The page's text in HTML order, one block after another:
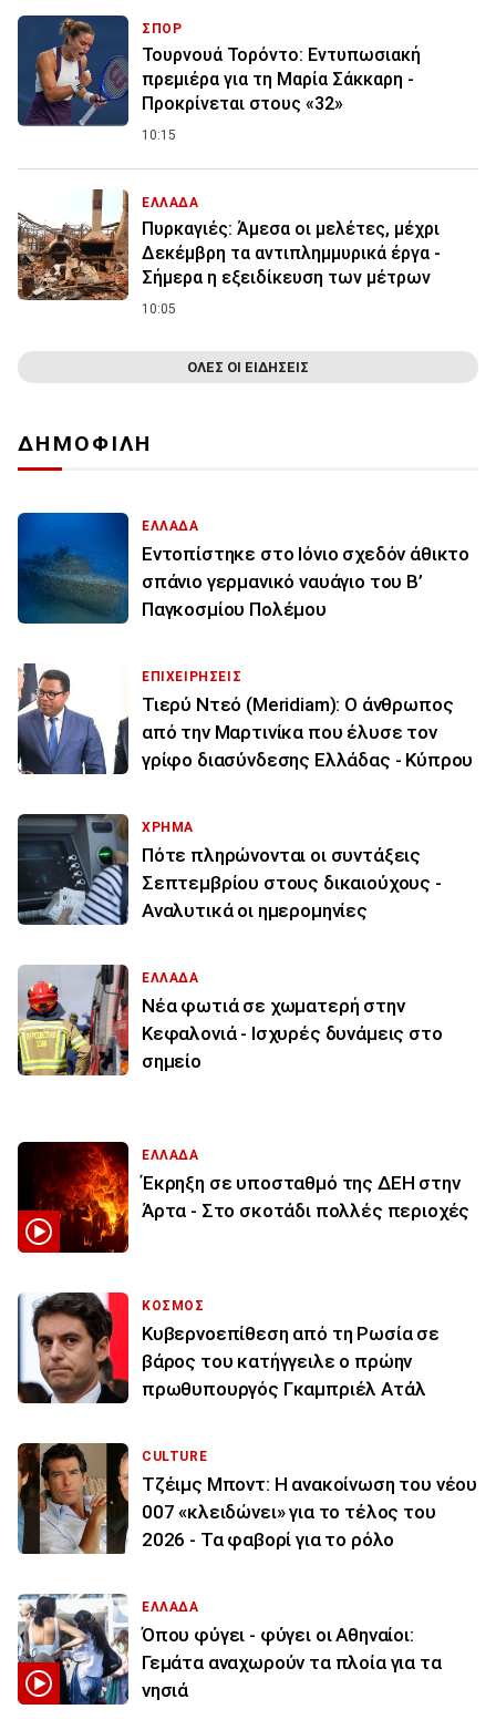
ΣΠΟΡ
Τουρνουά Τορόντο: Εντυπωσιακή
πρεμιέρα για τη Μαρία Σάκκαρη -
Προκρίνεται στους «32»
10:15
ΕΛΛΑΔΑ
Πυρκαγιές: Άμεσα οι μελέτες, μέχρι
Δεκέμβρη τα αντιπλημμυρικά έργα -
Σήμερα η εξειδίκευση των μέτρων
10:05
ΟΛΕΣ ΟΙ ΕΙΔΗΣΕΙΣ
ΔΗΜΟΦΙΛΗ
ΕΛΛΑΔΑ
Εντοπίστηκε στο Ιόνιο σχεδόν άθικτο
σπάνιο γερμανικό ναυάγιο του Β’
Παγκοσμίου Πολέμου
ΕΠΙΧΕΙΡΗΣΕΙΣ
Τιερύ Ντεό (Meridiam): Ο άνθρωπος
από την Μαρτινίκα που έλυσε τον
γρίφο διασύνδεσης Ελλάδας - Κύπρου
ΧΡΗΜΑ
Πότε πληρώνονται οι συντάξεις
Σεπτεμβρίου στους δικαιούχους -
Αναλυτικά οι ημερομηνίες
ΕΛΛΑΔΑ
Νέα φωτιά σε χωματερή στην
Κεφαλονιά - Ισχυρές δυνάμεις στο
σημείο
ΕΛΛΑΔΑ
Έκρηξη σε υποσταθμό της ΔΕΗ στην
Άρτα - Στο σκοτάδι πολλές περιοχές
ΚΟΣΜΟΣ
Κυβερνοεπίθεση από τη Ρωσία σε
βάρος του κατήγγειλε ο πρώην
πρωθυπουργός Γκαμπριέλ Ατάλ
CULTURE
Τζέιμς Μποντ: Η ανακοίνωση του νέου
007 «κλειδώνει» για το τέλος του
2026 - Τα φαβορί για το ρόλο
ΕΛΛΑΔΑ
Όπου φύγει - φύγει οι Αθηναίοι:
Γεμάτα αναχωρούν τα πλοία για τα
νησιά